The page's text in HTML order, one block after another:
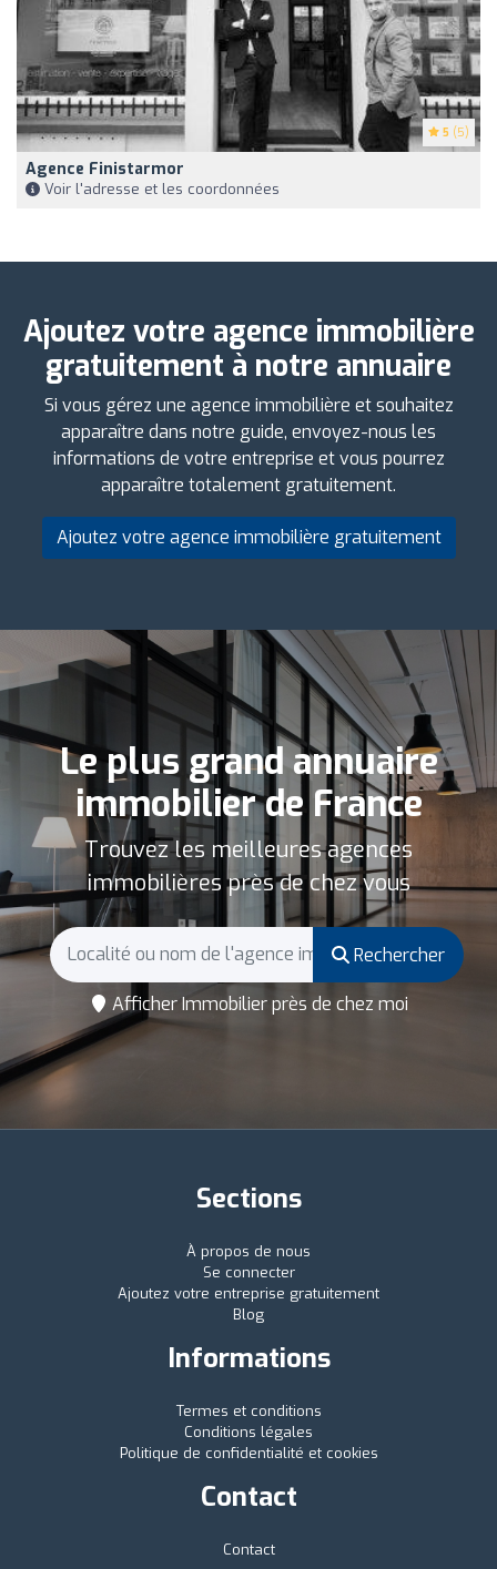
5 (5)
Agence Finistarmor
Voir l'adresse et les coordonnées
Ajoutez votre agence immobilière
gratuitement à notre annuaire
Si vous gérez une agence immobilière et souhaitez
apparaître dans notre guide, envoyez-nous les
informations de votre entreprise et vous pourrez
apparaître totalement gratuitement.
Ajoutez votre agence immobilière gratuitement
Le plus grand annuaire
immobilier de France
Trouvez les meilleures agences
immobilières près de chez vous
Rechercher
Afficher Immobilier près de chez moi
Sections
À propos de nous
Se connecter
Ajoutez votre entreprise gratuitement
Blog
Informations
Termes et conditions
Conditions légales
Politique de confidentialité et cookies
Contact
Contact